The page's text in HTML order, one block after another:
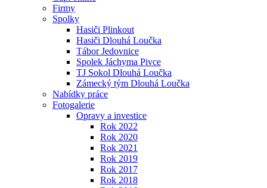
Firmy
Spolky
Hasiči Plinkout
Hasiči Dlouhá Loučka
Tábor Jedovnice
Spolek Jáchyma Pivce
TJ Sokol Dlouhá Loučka
Zámecký tým Dlouhá Loučka
Nabídky práce
Fotogalerie
Opravy a investice
Rok 2022
Rok 2020
Rok 2021
Rok 2019
Rok 2017
Rok 2018